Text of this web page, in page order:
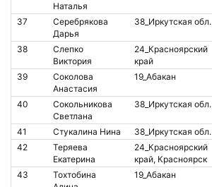
Наталья
37
Серебрякова
Дарья
38_Иркутская обл.
38
Слепко
Виктория
24_Красноярский
край
39
Соколова
Анастасия
19_Абакан
40
Сокольникова
Светлана
38_Иркутская обл.
41 Стукалина Нина 38_Иркутская обл.
42
Теряева
Екатерина
24_Красноярский
край, Красноярск
43
Тохтобина
19_Абакан